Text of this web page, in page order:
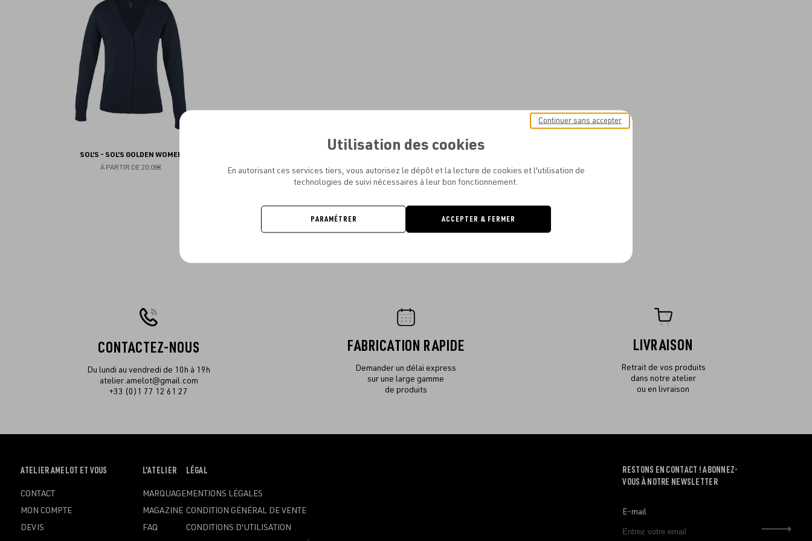
SOL'S - SOL'S GOLDEN WOMEN
À PARTIR DE 20.08€
CONTACTEZ-NOUS
Du lundi au vendredi de 10h à 19h
atelier.amelot@gmail.com
+33 (0)1 77 12 61 27
FABRICATION RAPIDE
Demander un délai express
sur une large gamme
de produits
LIVRAISON
Retrait de vos produits
dans notre atelier
ou en livraison
OUVRIR
MENU
ATELIER AMELOT ET VOUS
CONTACT
MON COMPTE
DEVIS
OUVRIR
MENU
L'ATELIER
MARQUAGE
MAGAZINE
FAQ
OUVRIR
MENU
LÉGAL
MENTIONS LÉGALES
CONDITION GÉNÉRAL DE VENTE
CONDITIONS D'UTILISATION
RESTONS EN CONTACT ! ABONNEZ-
VOUS À NOTRE NEWSLETTER
E-mail
Utilisation des cookies
En autorisant ces services tiers, vous autorisez le dépôt et la lecture de cookies et l'utilisation de
technologies de suivi nécessaires à leur bon fonctionnement.
Continuer sans accepter
PARAMÉTRER ACCEPTER & FERMER